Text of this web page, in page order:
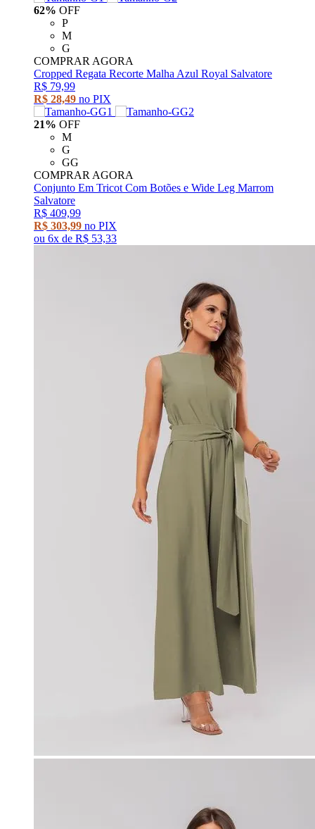
62% OFF
P
M
G
COMPRAR AGORA
Cropped Regata Recorte Malha Azul Royal Salvatore
R$ 79,99
R$ 28,49 no PIX
21% OFF
M
G
GG
COMPRAR AGORA
Conjunto Em Tricot Com Botões e Wide Leg Marrom
Salvatore
R$ 409,99
R$ 303,99 no PIX
ou 6x de R$ 53,33